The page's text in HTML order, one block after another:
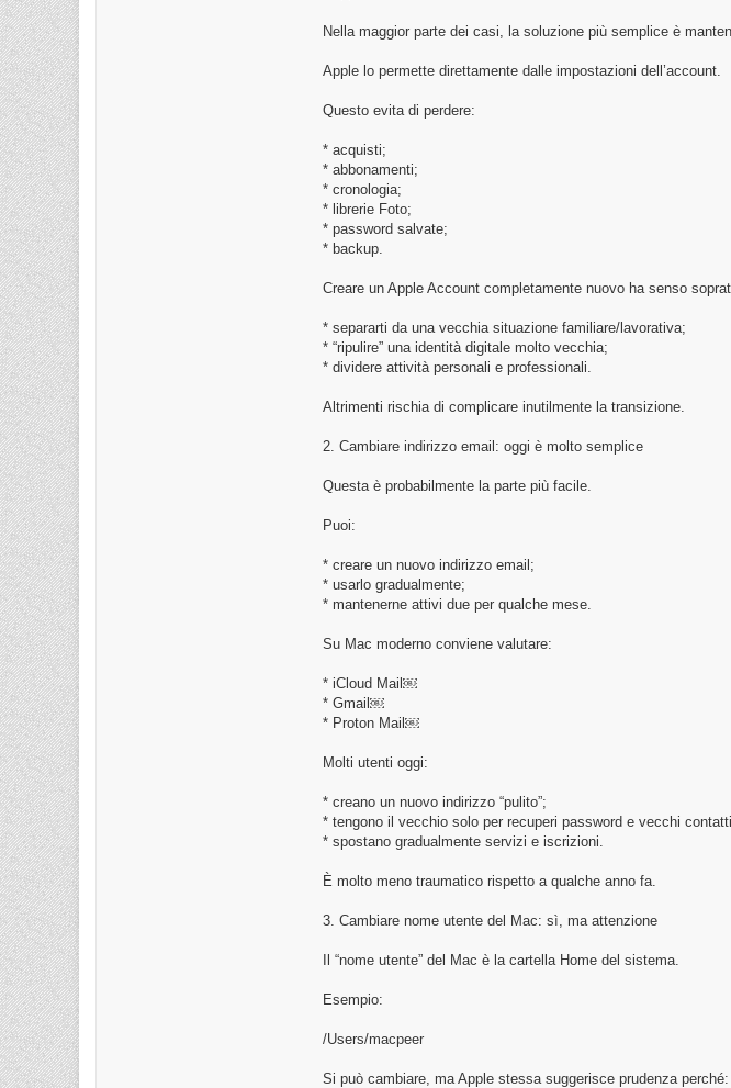
Nella maggior parte dei casi, la soluzione più semplice è
Apple lo permette direttamente dalle impostazioni dell’account.
Questo evita di perdere:
* acquisti;
* abbonamenti;
* cronologia;
* librerie Foto;
* password salvate;
* backup.
Creare un Apple Account completamente nuovo ha senso
* separarti da una vecchia situazione familiare/lavorativa;
* “ripulire” una identità digitale molto vecchia;
* dividere attività personali e professionali.
Altrimenti rischia di complicare inutilmente la transizione.
2. Cambiare indirizzo email: oggi è molto semplice
Questa è probabilmente la parte più facile.
Puoi:
* creare un nuovo indirizzo email;
* usarlo gradualmente;
* mantenerne attivi due per qualche mese.
Su Mac moderno conviene valutare:
* iCloud Mail￼
* Gmail￼
* Proton Mail￼
Molti utenti oggi:
* creano un nuovo indirizzo “pulito”;
* tengono il vecchio solo per recuperi password e vecchi
* spostano gradualmente servizi e iscrizioni.
È molto meno traumatico rispetto a qualche anno fa.
3. Cambiare nome utente del Mac: sì, ma attenzione
Il “nome utente” del Mac è la cartella Home del sistema.
Esempio:
/Users/macpeer
Si può cambiare, ma Apple stessa suggerisce prudenza perché: